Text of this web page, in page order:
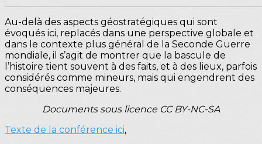
Au-delà des aspects géostratégiques qui sont
évoqués ici, replacés dans une perspective globale et
dans le contexte plus général de la Seconde Guerre
mondiale, il s’agit de montrer que la bascule de
l’histoire tient souvent à des faits, et à des lieux, parfois
considérés comme mineurs, mais qui engendrent des
conséquences majeures.
Documents sous licence CC BY-NC-SA
Texte de la conférence ici,